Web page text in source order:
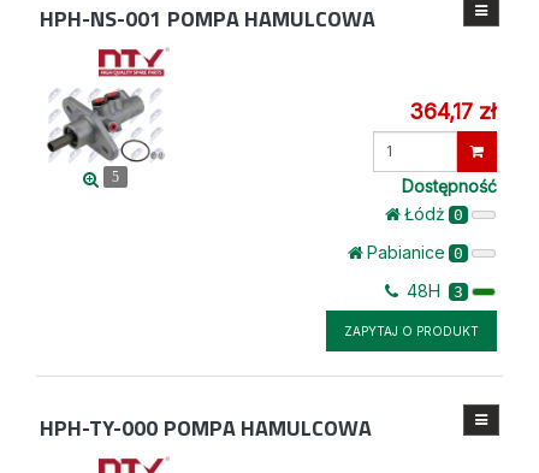
HPH-NS-001 POMPA HAMULCOWA
5
364,17 zł
Wprowadź
Dostępność
Łódż 0
Pabianice 0
48H 3
ZAPYTAJ O PRODUKT
HPH-TY-000 POMPA HAMULCOWA